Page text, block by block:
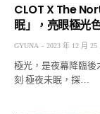
CLOT X The
眠」，亮眼極光
GYUNA 2023 年 12 月 25
極光，是夜幕降臨後
刻 極夜未眠，探…